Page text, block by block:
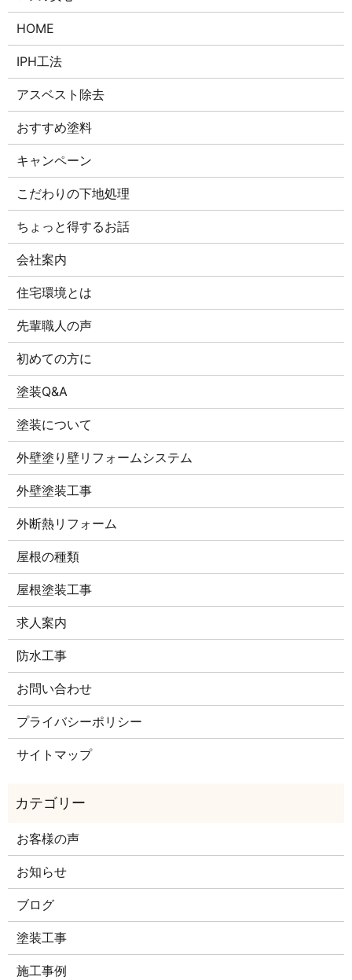
HOME
IPH工法
アスベスト除去
おすすめ塗料
キャンペーン
こだわりの下地処理
ちょっと得するお話
会社案内
住宅環境とは
先輩職人の声
初めての方に
塗装Q&A
塗装について
外壁塗り壁リフォームシステム
外壁塗装工事
外断熱リフォーム
屋根の種類
屋根塗装工事
求人案内
防水工事
お問い合わせ
プライバシーポリシー
サイトマップ
お客様の声
お知らせ
ブログ
塗装工事
施工事例